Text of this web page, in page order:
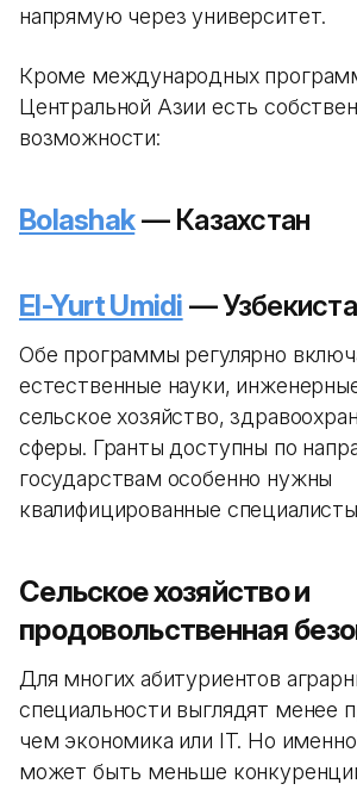
напрямую через университет.
Кроме международных
Центральной Азии есть
возможности:
Bolashak— Казахстан
El-Yurt Umidi —
Обе программы регулярно
естественные науки,
сельское хозяйство,
сферы. Гранты доступны по
государствам особенно нужны
квалифицированные
Сельское хозяйство и
продовольственная
Для многих абитуриентов
специальности выглядят менее
чем экономика или IT. Но
может быть меньше